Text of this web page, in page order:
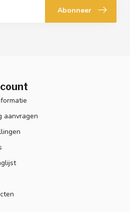
Abonneer
aanvragen